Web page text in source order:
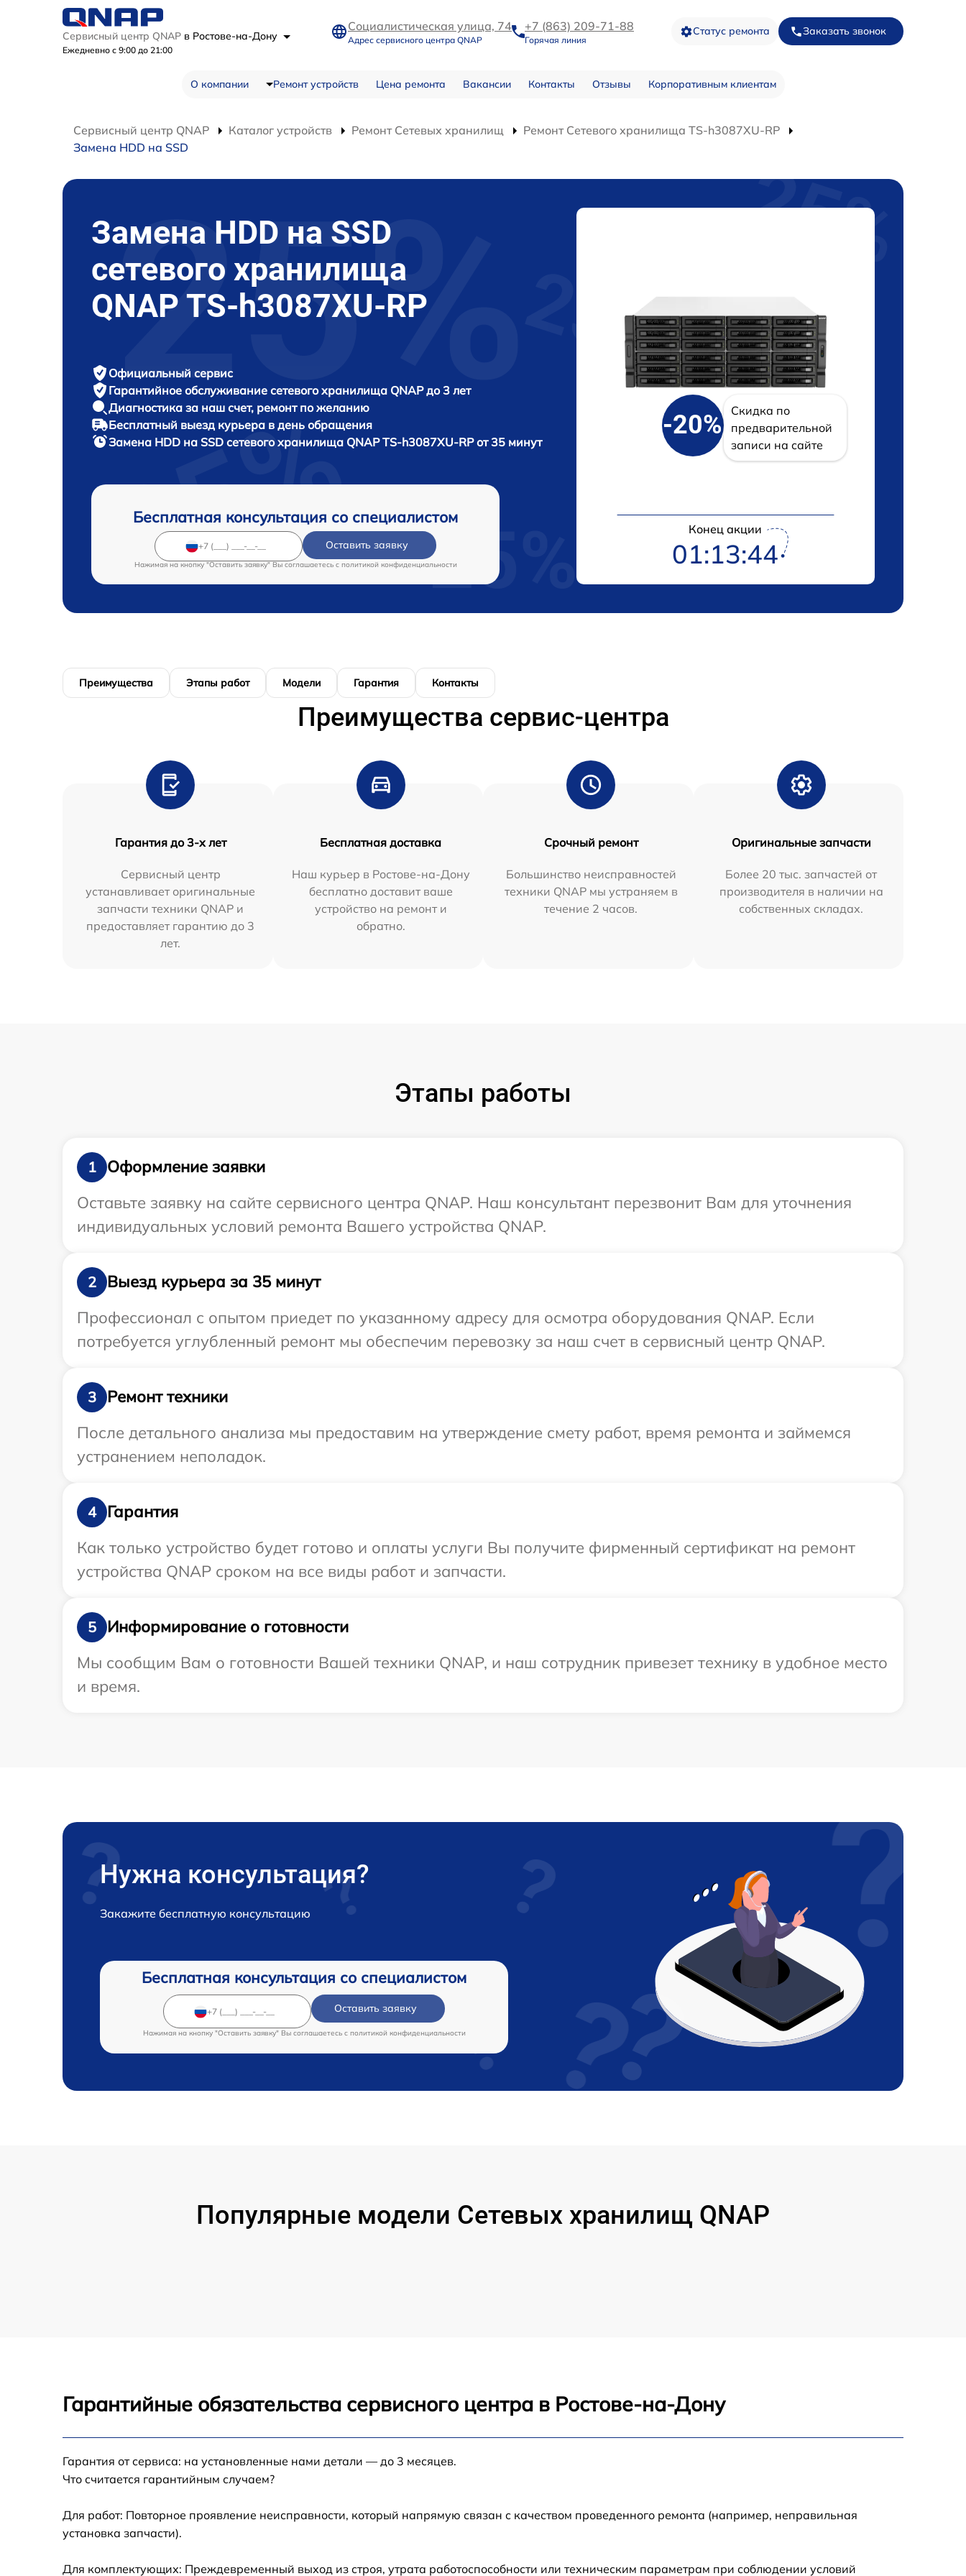
Сервисный центр QNAP в Ростове-на-Дону
Ежедневно с 9:00 до 21:00
Социалистическая улица, 74
Адрес сервисного центра QNAP
+7 (863) 209-71-88
Горячая линия
Статус ремонта Заказать звонок
О компании Ремонт устройств Цена ремонта Вакансии Контакты Отзывы Корпоративным клиентам
Сервисный центр QNAP Каталог устройств Ремонт Сетевых хранилищ
Ремонт Сетевого хранилища TS-h3087XU-RP
Замена HDD на SSD
Замена HDD на SSD
сетевого хранилища
QNAP TS-h3087XU-RP
Официальный сервис
Гарантийное обслуживание сетевого хранилища QNAP до 3 лет
Диагностика за наш счет, ремонт по желанию
Бесплатный выезд курьера в день обращения
Замена HDD на SSD сетевого хранилища QNAP TS-h3087XU-RP от 35 минут
Бесплатная консультация со специалистом
Оставить заявку
Нажимая на кнопку "Оставить заявку" Вы соглашаетесь c политикой конфиденциальности
-20%
Скидка по
предварительной
записи на сайте
Конец акции
01:13:43
Преимущества Этапы работ Модели Гарантия Контакты
Преимущества сервис-центра
Гарантия до 3-х лет
Сервисный центр
устанавливает оригинальные
запчасти техники QNAP и
предоставляет гарантию до 3
лет.
Бесплатная доставка
Наш курьер в Ростове-на-Дону
бесплатно доставит ваше
устройство на ремонт и
обратно.
Срочный ремонт
Большинство неисправностей
техники QNAP мы устраняем в
течение 2 часов.
Оригинальные запчасти
Более 20 тыс. запчастей от
производителя в наличии на
собственных складах.
Этапы работы
1
Оформление заявки
Оставьте заявку на сайте сервисного центра QNAP. Наш консультант перезвонит Вам для уточнения
индивидуальных условий ремонта Вашего устройства QNAP.
2
Выезд курьера за 35 минут
Профессионал с опытом приедет по указанному адресу для осмотра оборудования QNAP. Если
потребуется углубленный ремонт мы обеспечим перевозку за наш счет в сервисный центр QNAP.
3
Ремонт техники
После детального анализа мы предоставим на утверждение смету работ, время ремонта и займемся
устранением неполадок.
4
Гарантия
Как только устройство будет готово и оплаты услуги Вы получите фирменный сертификат на ремонт
устройства QNAP сроком на все виды работ и запчасти.
5
Информирование о готовности
Мы сообщим Вам о готовности Вашей техники QNAP, и наш сотрудник привезет технику в удобное место
и время.
Нужна консультация?
Закажите бесплатную консультацию
Бесплатная консультация со специалистом
Оставить заявку
Нажимая на кнопку "Оставить заявку" Вы соглашаетесь c политикой конфиденциальности
Популярные модели Сетевых хранилищ QNAP
Гарантийные обязательства сервисного центра в Ростове-на-Дону
Гарантия от сервиса: на установленные нами детали — до 3 месяцев.
Что считается гарантийным случаем?
Для работ: Повторное проявление неисправности, который напрямую связан с качеством проведенного ремонта (например, неправильная
установка запчасти).
Для комплектующих: Преждевременный выход из строя, утрата работоспособности или техническим параметрам при соблюдении условий